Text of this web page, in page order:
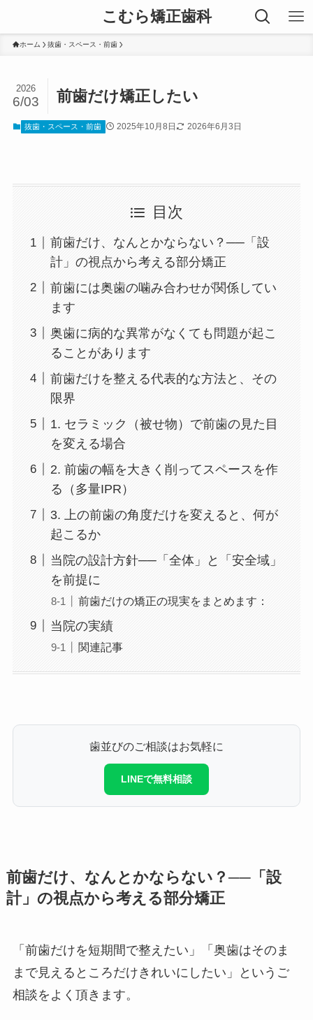
こむら矯正歯科
ホーム 抜歯・スペース・前歯
前歯だけ矯正したい
2026
6/03
抜歯・スペース・前歯 2025年10月8日 2026年6月3日
目次
前歯だけ、なんとかならない？──「設
計」の視点から考える部分矯正
前歯には奥歯の噛み合わせが関係してい
ます
奥歯に病的な異常がなくても問題が起こ
ることがあります
前歯だけを整える代表的な方法と、その
限界
1. セラミック（被せ物）で前歯の見た目
を変える場合
2. 前歯の幅を大きく削ってスペースを作
る（多量IPR）
3. 上の前歯の角度だけを変えると、何が
起こるか
当院の設計方針──「全体」と「安全域」
を前提に
前歯だけの矯正の現実をまとめます：
当院の実績
関連記事
歯並びのご相談はお気軽に
LINEで無料相談
前歯だけ、なんとかならない？──「設
計」の視点から考える部分矯正
「前歯だけを短期間で整えたい」「奥歯はそのま
まで見えるところだけきれいにしたい」というご
相談をよく頂きます。